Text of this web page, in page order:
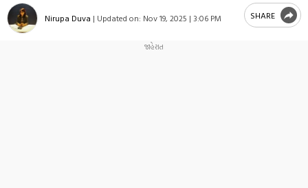
Nirupa Duva | Updated on: Nov 19, 2025 | 3:06 PM SHARE